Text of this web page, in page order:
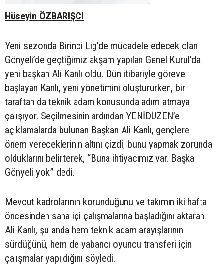
Hüseyin ÖZBARIŞCI
Yeni sezonda Birinci Lig’de mücadele edecek olan
Gönyeli’de geçtiğimiz akşam yapılan Genel Kurul’da
yeni başkan Ali Kanlı oldu. Dün itibariyle göreve
başlayan Kanlı, yeni yönetimini oluştururken, bir
taraftan da teknik adam konusunda adım atmaya
çalışıyor. Seçilmesinin ardından YENİDÜZEN’e
açıklamalarda bulunan Başkan Ali Kanlı, gençlere
önem vereceklerinin altını çizdi, bunu yapmak zorunda
olduklarını belirterek, “Buna ihtiyacımız var. Başka
Gönyeli yok” dedi.
Mevcut kadrolarının korunduğunu ve takımın iki hafta
öncesinden saha içi çalışmalarına başladığını aktaran
Ali Kanlı, şu anda hem teknik adam arayışlarının
sürdüğünü, hem de yabancı oyuncu transferi için
çalışmalar yapıldığını söyledi.